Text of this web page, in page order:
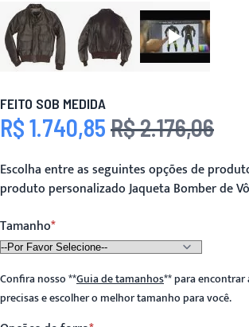
FEITO SOB MEDIDA
Preço Especial
R$ 1.740,85 Preço
R$ 2.176,06
Escolha entre as seguintes opções de
produto personalizado Jaqueta Bomber de
Tamanho
Confira nosso**Guia de tamanhos**para encontrar
precisas e escolher o melhor tamanho para você.